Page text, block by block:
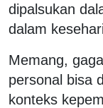
dipalsukan
dalam
Memang,
personal bisa
konteks